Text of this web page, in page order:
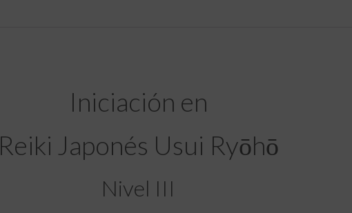
Campos
Maestra
de
practica
Iniciación en
Reiki Japonés Usui Ryōhō
Nivel III